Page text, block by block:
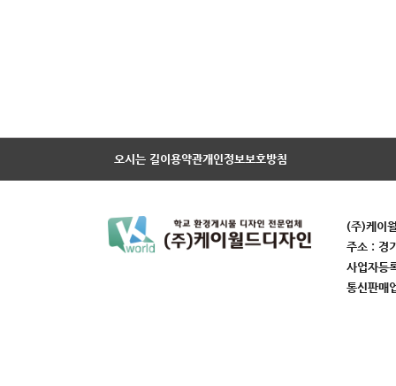
오시는 길이용약관개인정보보호방침
(주)케이
주소 : 경
사업자
통신판매